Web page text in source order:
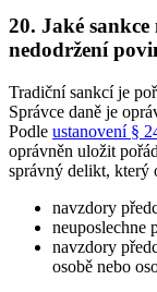
20. Jaké
nedodržení
Tradiční sankcí je
Správce daně je
Podle ustanovení §
oprávněn uložit
správný delikt, který
navzdory
neuposlechne
navzdory
osobě nebo